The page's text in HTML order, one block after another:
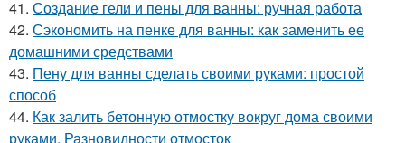
41. Создание гели и пены для ванны: ручная работа
42. Сэкономить на пенке для ванны: как заменить ее
домашними средствами
43. Пену для ванны сделать своими руками: простой
способ
44. Как залить бетонную отмостку вокруг дома своими
руками. Разновидности отмосток